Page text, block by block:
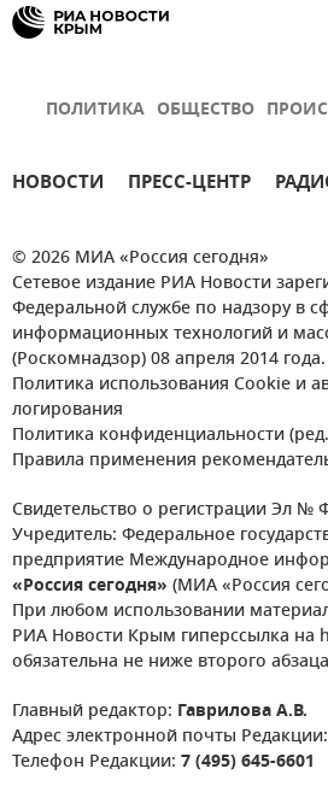
ПОЛИТИКА ОБЩЕСТВО
НОВОСТИ ПРЕСС-ЦЕНТР
© 2026 МИА «Россия сегодня»
Сетевое издание РИА Новости
Федеральной службе по надзору в
информационных технологий и
(Роскомнадзор) 08 апреля 2014 года.
Политика использования Cookie и
логирования
Политика конфиденциальности
Правила применения
Свидетельство о регистрации Эл №
Учредитель: Федеральное
предприятие Международное
«Россия сегодня» (МИА «Россия
При любом использовании
РИА Новости Крым гиперссылка на
обязательна не ниже второго
Главный редактор: Гаврилова А.В.
Адрес электронной почты Редакции:
Телефон Редакции: 7 (495) 645-6601